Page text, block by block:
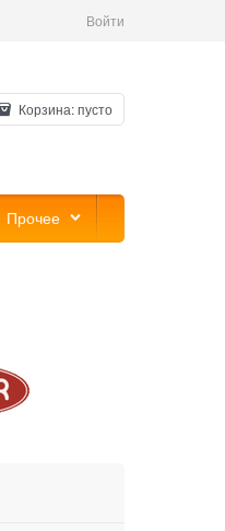
Войти
Корзина:пусто
Прочее